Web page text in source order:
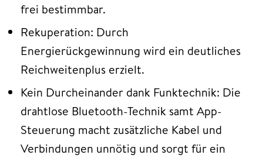
frei bestimmbar.
Rekuperation: Durch
Energierückgewinnung wird ein deutliches
Reichweitenplus erzielt.
Kein Durcheinander dank Funktechnik: Die
drahtlose Bluetooth-Technik samt App-
Steuerung macht zusätzliche Kabel und
Verbindungen unnötig und sorgt für ein